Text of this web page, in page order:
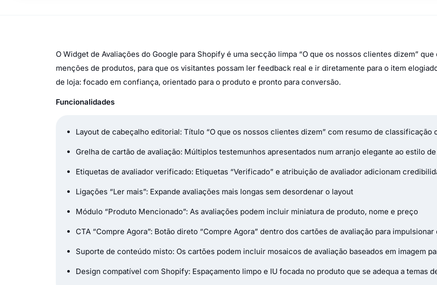
O Widget de Avaliações do Google para Shopify é uma secção limpa “O que os nossos clientes dizem”
menções de produtos, para que os visitantes possam ler feedback real e ir diretamente para o item
de loja: focado em confiança, orientado para o produto e pronto para conversão.
Funcionalidades
Layout de cabeçalho editorial: Título “O que os nossos clientes dizem” com resumo de
Grelha de cartão de avaliação: Múltiplos testemunhos apresentados num arranjo elegante ao estilo
Etiquetas de avaliador verificado: Etiquetas “Verificado” e atribuição de avaliador adicionam
Ligações “Ler mais”: Expande avaliações mais longas sem desordenar o layout
Módulo “Produto Mencionado”: As avaliações podem incluir miniatura de produto, nome e preço
CTA “Compre Agora”: Botão direto “Compre Agora” dentro dos cartões de avaliação para
Suporte de conteúdo misto: Os cartões podem incluir mosaicos de avaliação baseados em imagem
Design compatível com Shopify: Espaçamento limpo e IU focada no produto que se adequa a temas